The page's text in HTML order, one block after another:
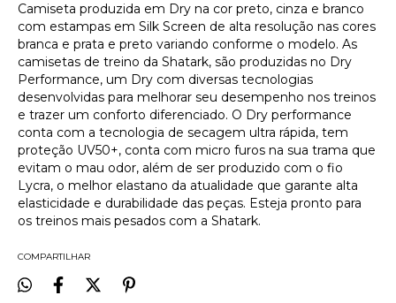
Camiseta produzida em Dry na cor preto, cinza e branco
com estampas em Silk Screen de alta resolução nas cores
branca e prata e preto variando conforme o modelo. As
camisetas de treino da Shatark, são produzidas no Dry
Performance, um Dry com diversas tecnologias
desenvolvidas para melhorar seu desempenho nos treinos
e trazer um conforto diferenciado. O Dry performance
conta com a tecnologia de secagem ultra rápida, tem
proteção UV50+, conta com micro furos na sua trama que
evitam o mau odor, além de ser produzido com o fio
Lycra, o melhor elastano da atualidade que garante alta
elasticidade e durabilidade das peças. Esteja pronto para
os treinos mais pesados com a Shatark.
COMPARTILHAR